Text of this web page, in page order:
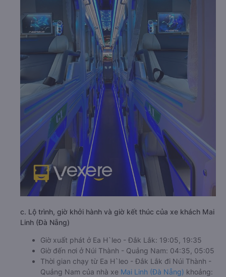
c. Lộ trình, giờ khởi hành và giờ kết thúc của xe khách Mai
Linh (Đà Nẵng)
Giờ xuất phát ở Ea H`leo - Đắk Lắk: 19:05, 19:35
Giờ đến nơi ở Núi Thành - Quảng Nam: 04:35, 05:05
Thời gian chạy từ Ea H`leo - Đắk Lắk đi Núi Thành -
Quảng Nam của nhà xe Mai Linh (Đà Nẵng) khoảng: